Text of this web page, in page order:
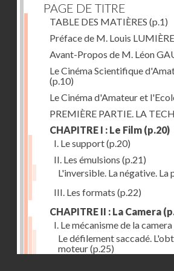
PAGE DE TITRE
TABLE DES MATIÈRES (p.1)
Préface de M. Louis
Avant-Propos de M. Léon
Le Cinéma Scientifique
(p.10)
Le Cinéma d'Amateur et
PREMIÈRE PARTIE. LA
CHAPITRE I : Le Film (p.20)
I. Le support(p.20)
II. Les émulsions (p.21)
L'inversible. La négative. La
III. Les formats (p.22)
CHAPITRE II : La Camera
I. Le mécanisme de la camera
Le défilement saccadé.
moteur(p.25)